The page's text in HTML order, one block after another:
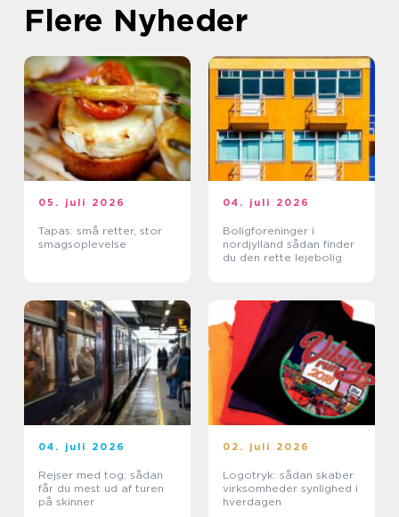
Flere Nyheder
05. juli 2026
Tapas: små retter, stor
smagsoplevelse
04. juli 2026
Boligforeninger i
nordjylland sådan finder
du den rette lejebolig
04. juli 2026
Rejser med tog: sådan
får du mest ud af turen
på skinner
02. juli 2026
Logotryk: sådan skaber
virksomheder synlighed i
hverdagen